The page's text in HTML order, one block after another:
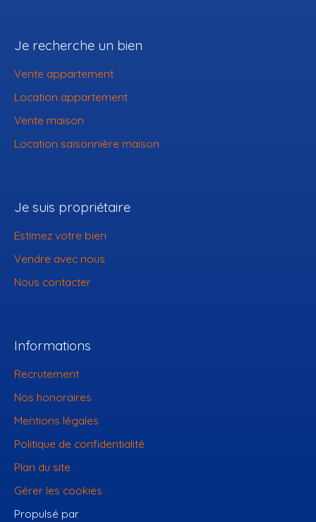
Je recherche un bien
Vente appartement
Location appartement
Vente maison
Location saisonnière maison
Je suis propriétaire
Estimez votre bien
Vendre avec nous
Nous contacter
Informations
Recrutement
Nos honoraires
Mentions légales
Politique de confidentialité
Plan du site
Gérer les cookies
Propulsé par